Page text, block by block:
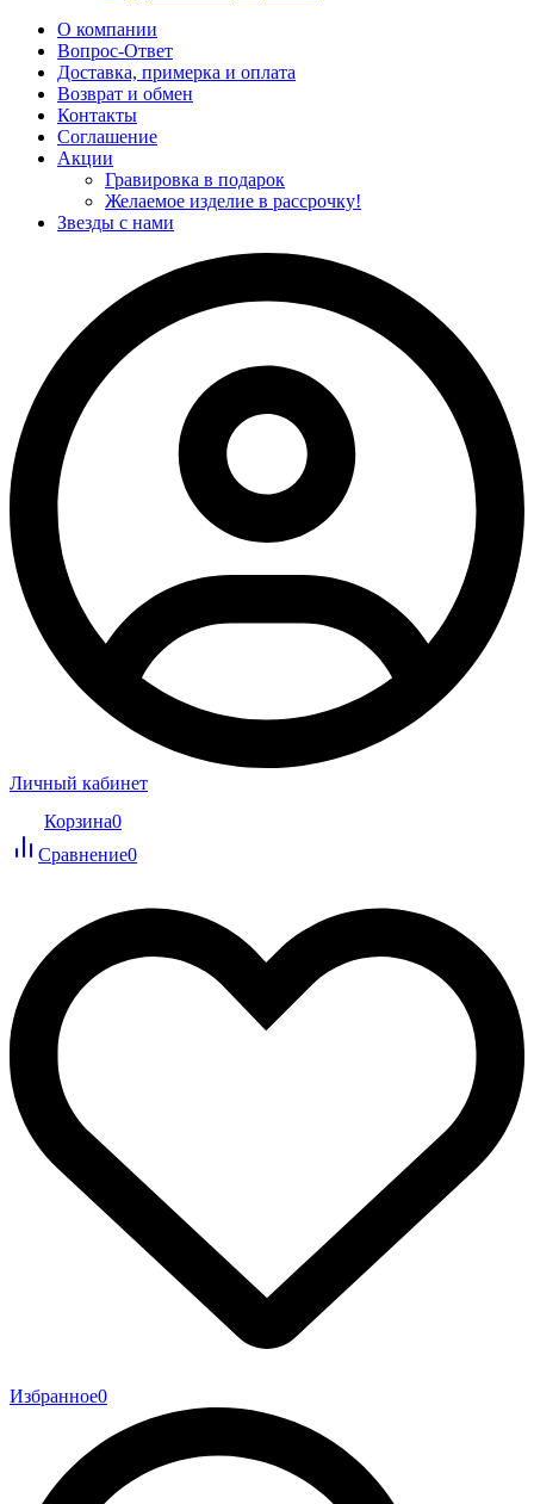
О компании
Вопрос-Ответ
Доставка, примерка и оплата
Возврат и обмен
Контакты
Соглашение
Акции
Гравировка в подарок
Желаемое изделие в рассрочку!
Звезды с нами
Личный кабинет
Корзина0
Сравнение0
Избранное0